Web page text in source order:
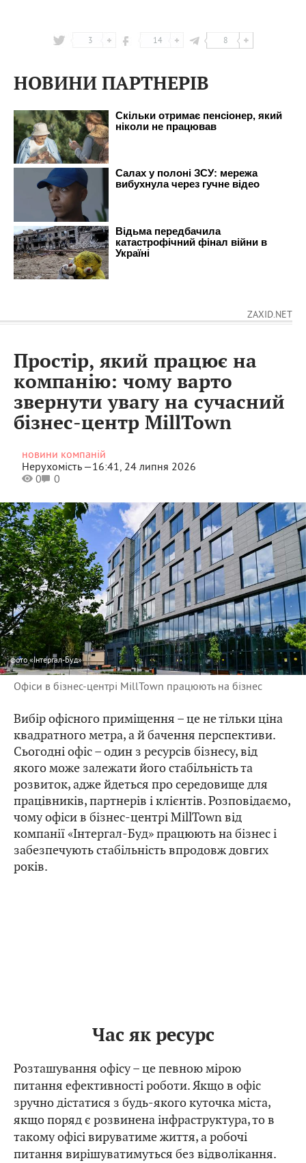
3 14 8
НОВИНИ ПАРТНЕРІВ
ZAXID.NET
Простір, який працює на
компанію: чому варто
звернути увагу на сучасний
бізнес-центр MillTown
новини компаній
Нерухомість —16:41, 24 липня 2026
0
0
фото«Інтергал-Буд»
Офіси в бізнес-центрі MillTown працюють на бізнес
Вибір офісного приміщення – це не тільки ціна
квадратного метра, а й бачення перспективи.
Сьогодні офіс – один з ресурсів бізнесу, від
якого може залежати його стабільність та
розвиток, адже йдеться про середовище для
працівників, партнерів і клієнтів. Розповідаємо,
чому офіси в бізнес-центрі MillTown від
компанії «Інтергал-Буд» працюють на бізнес і
забезпечують стабільність впродовж довгих
років.
Час як ресурс
Розташування офісу – це певною мірою
питання ефективності роботи. Якщо в офіс
зручно дістатися з будь-якого куточка міста,
якщо поряд є розвинена інфраструктура, то в
такому офісі вируватиме життя, а робочі
питання вирішуватимуться без відволікання.